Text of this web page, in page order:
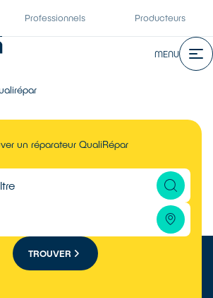
Professionnels Producteurs
MENU
un réparateur QualiRépar
TROUVER